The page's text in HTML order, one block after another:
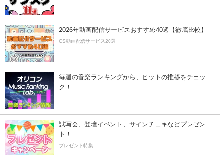
2026年動画配信サービスおすすめ40選【徹底比較】
CS動画配信サービス20選
毎週の音楽ランキングから、ヒットの推移をチェッ
ク！
試写会、登壇イベント、サインチェキなどプレゼン
ト！
プレゼント特集